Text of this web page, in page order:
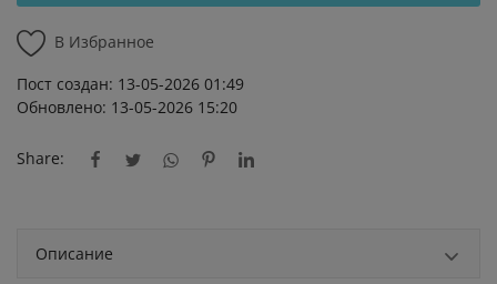
В Избранное
Пост создан: 13-05-2026 01:49
Обновлено: 13-05-2026 15:20
Share:
Описание